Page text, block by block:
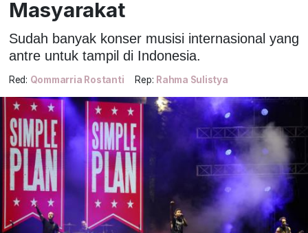
Masyarakat
Sudah banyak konser musisi internasional yang
antre untuk tampil di Indonesia.
Red: Qommarria Rostanti Rep: Rahma Sulistya